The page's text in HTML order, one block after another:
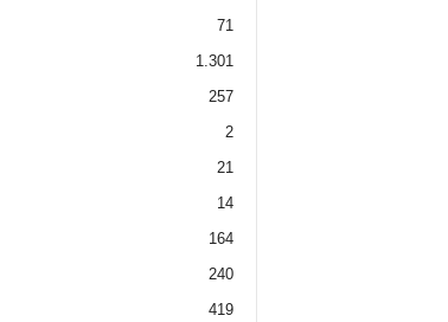
71
1.301
257
2
21
14
164
240
419